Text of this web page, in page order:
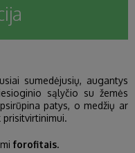
sumedėjusių, augantys
sąlyčio su žemės
patys, o medžių ar
prisitvirtinimui.
forofitais.